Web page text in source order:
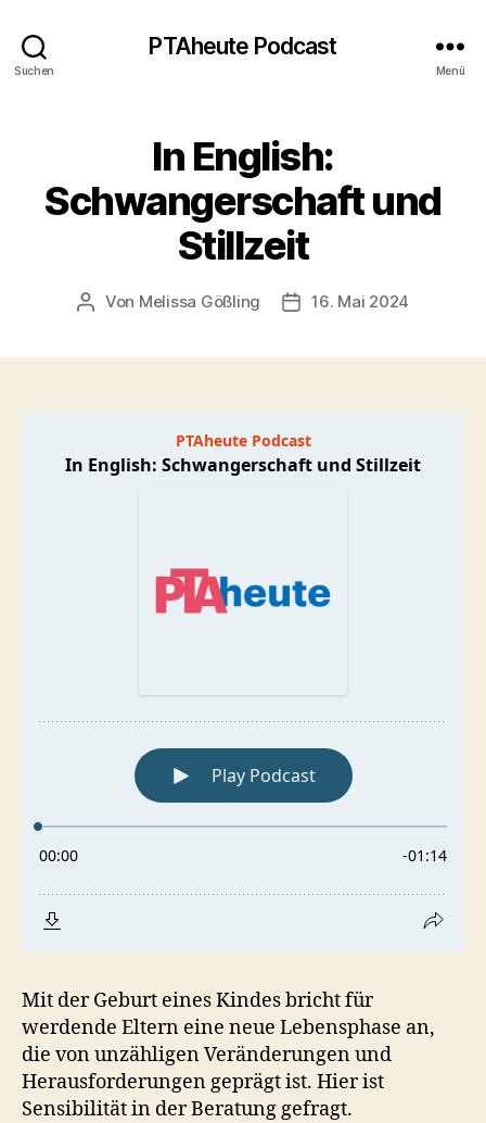
Suchen
PTAheute Podcast
Menü
In English:
Schwangerschaft und
Stillzeit
Beitragsautor
Von Melissa Gößling Veröffentlichungsdatum
16. Mai 2024
Mit der Geburt eines Kindes bricht für
werdende Eltern eine neue Lebensphase an,
die von unzähligen Veränderungen und
Herausforderungen geprägt ist. Hier ist
Sensibilität in der Beratung gefragt.